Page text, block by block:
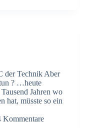
der Technik Aber
? …heute
Jahren wo
hat, müsste so ein
Kommentare